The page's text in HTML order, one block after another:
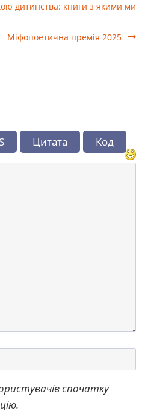
дитинства: книги з якими ми
Міфопоетична премія 2025
S Цитата Код
спочатку